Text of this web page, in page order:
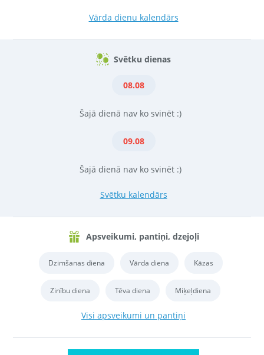
Vārda dienu kalendārs
Svētku dienas
08.08
Šajā dienā nav ko svinēt :)
09.08
Šajā dienā nav ko svinēt :)
Svētku kalendārs
Apsveikumi, pantiņi, dzejoļi
Dzimšanas diena Vārda diena Kāzas
Zinību diena Tēva diena Miķeļdiena
Visi apsveikumi un pantiņi